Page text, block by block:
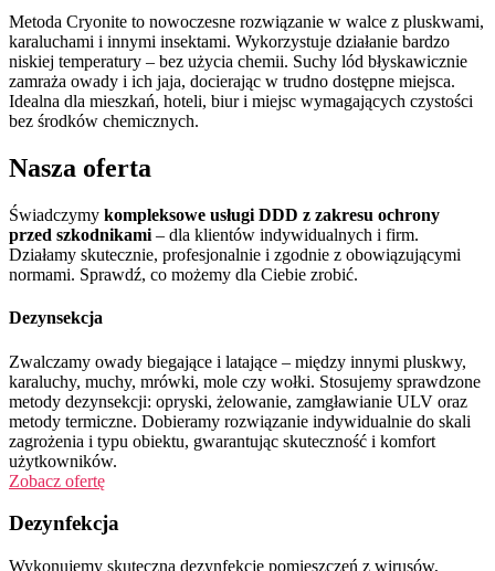
Metoda Cryonite to nowoczesne rozwiązanie w walce z pluskwami,
karaluchami i innymi insektami. Wykorzystuje działanie bardzo
niskiej temperatury – bez użycia chemii. Suchy lód błyskawicznie
zamraża owady i ich jaja, docierając w trudno dostępne miejsca.
Idealna dla mieszkań, hoteli, biur i miejsc wymagających czystości
bez środków chemicznych.
Nasza oferta
Świadczymy kompleksowe usługi DDD z zakresu ochrony
przed szkodnikami – dla klientów indywidualnych i firm.
Działamy skutecznie, profesjonalnie i zgodnie z obowiązującymi
normami. Sprawdź, co możemy dla Ciebie zrobić.
Dezynsekcja
Zwalczamy owady biegające i latające – między innymi pluskwy,
karaluchy, muchy, mrówki, mole czy wołki. Stosujemy sprawdzone
metody dezynsekcji: opryski, żelowanie, zamgławianie ULV oraz
metody termiczne. Dobieramy rozwiązanie indywidualnie do skali
zagrożenia i typu obiektu, gwarantując skuteczność i komfort
użytkowników.
Zobacz ofertę
Dezynfekcja
Wykonujemy skuteczną dezynfekcję pomieszczeń z wirusów,